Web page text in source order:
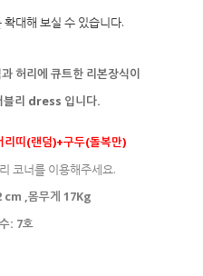
확대해 보실 수 있습니다.
허리에 큐트한 리본장식이
블리 dress 입니다.
띠(랜덤)+구두(돌복만)
코너를 이용해주세요.
cm ,몸무게 17Kg
: 7호